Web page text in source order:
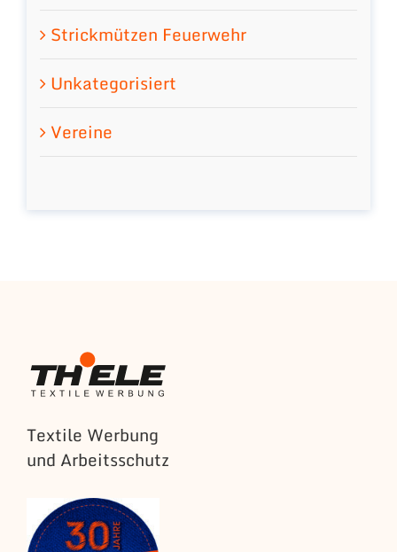
Strickmützen Feuerwehr
Unkategorisiert
Vereine
Textile Werbung
und Arbeitsschutz